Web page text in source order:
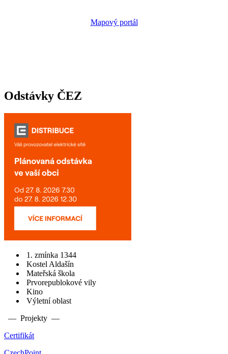
Mapový portál
Odstávky ČEZ
1. zmínka 1344
Kostel Aldašín
Mateřská škola
Prvorepublokové vily
Kino
Výletní oblast
— Projekty —
Certifikát